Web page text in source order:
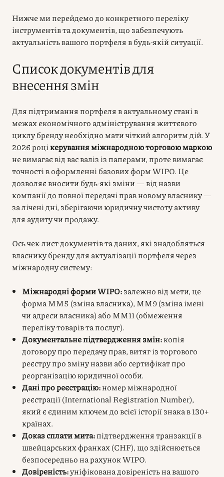
Нижче ми перейдемо до конкретного переліку
інструментів та документів, що забезпечують
актуальність вашого портфеля в будь-якій ситуації.
Список документів для
внесення змін
Для підтримання портфеля в актуальному стані в
межах економічного адміністрування життєвого
циклу бренду необхідно мати чіткий алгоритм дій. У
2026 роцікерування міжнародною торговою маркою
не вимагає від вас валіз із паперами, проте вимагає
точності в оформленні базових форм WIPO. Це
дозволяє вносити будь-які зміни — від назви
компанії до повної передачі прав новому власнику —
за лічені дні, зберігаючи юридичну чистоту активу
для аудиту чи продажу.
Ось чек-лист документів та даних, які знадобляться
власнику бренду для актуалізації портфеля через
міжнародну систему:
Міжнародні форми WIPO:залежно від мети, це
форма MM5 (зміна власника), MM9 (зміна імені
чи адреси власника) або MM11 (обмеження
переліку товарів та послуг).
Документальне підтвердження змін:копія
договору про передачу прав, витяг із торгового
реєстру про зміну назви або сертифікат про
реорганізацію юридичної особи.
Дані про реєстрацію:номер міжнародної
реєстрації (International Registration Number),
який є єдиним ключем до всієї історії знака в 130+
країнах.
Доказ сплати мита:підтвердження транзакції в
швейцарських франках (CHF), що здійснюється
безпосередньо на рахунок WIPO.
Довіреність:уніфікована довіреність на вашого